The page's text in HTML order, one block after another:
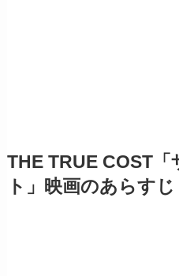
THE TRUE COST「
ト」 映画のあらすじ